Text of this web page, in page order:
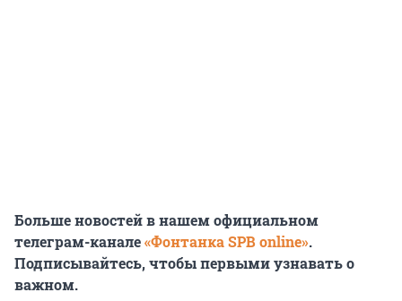
Больше новостей в нашем официальном
телеграм-канале«Фонтанка SPB online».
Подписывайтесь, чтобы первыми узнавать о
важном.